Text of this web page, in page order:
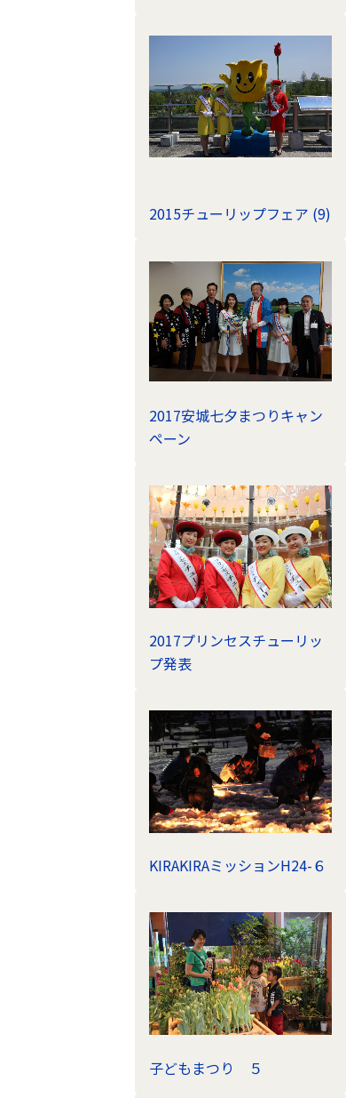
2015チューリップフェア (9)
2017安城七夕まつりキャン
ペーン
2017プリンセスチューリッ
プ発表
KIRAKIRAミッションH24-６
子どもまつり ５